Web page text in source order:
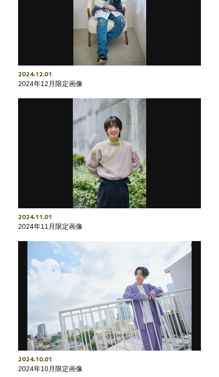
2024 12 01
2024年12月限定画像
2024 11 01
2024年11月限定画像
2024 1001
2024年10月限定画像